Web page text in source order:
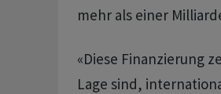
mehr als einer
«Diese Finanzierung
Lage sind,